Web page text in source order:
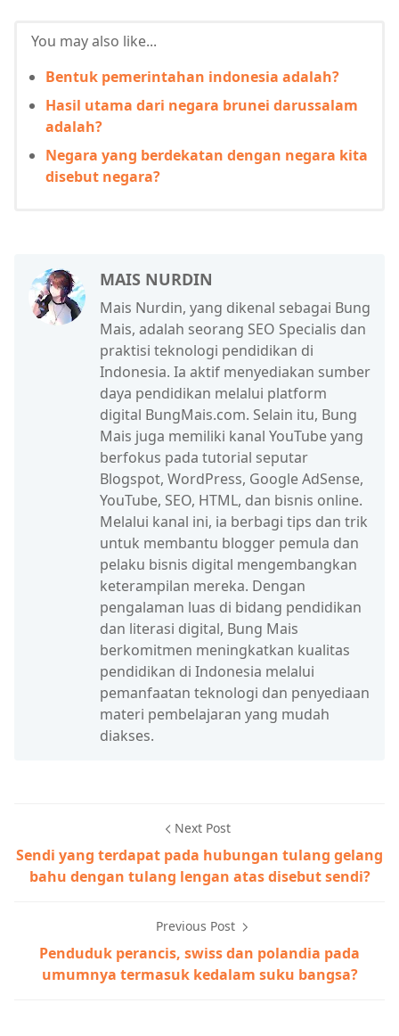
You may also like...
Bentuk pemerintahan indonesia adalah?
Hasil utama dari negara brunei darussalam
adalah?
Negara yang berdekatan dengan negara kita
disebut negara?
MAIS NURDIN
Mais Nurdin, yang dikenal sebagai Bung
Mais, adalah seorang SEO Specialis dan
praktisi teknologi pendidikan di
Indonesia. Ia aktif menyediakan sumber
daya pendidikan melalui platform
digital BungMais.com. Selain itu, Bung
Mais juga memiliki kanal YouTube yang
berfokus pada tutorial seputar
Blogspot, WordPress, Google AdSense,
YouTube, SEO, HTML, dan bisnis online.
Melalui kanal ini, ia berbagi tips dan trik
untuk membantu blogger pemula dan
pelaku bisnis digital mengembangkan
keterampilan mereka. Dengan
pengalaman luas di bidang pendidikan
dan literasi digital, Bung Mais
berkomitmen meningkatkan kualitas
pendidikan di Indonesia melalui
pemanfaatan teknologi dan penyediaan
materi pembelajaran yang mudah
diakses.
Next Post
Sendi yang terdapat pada hubungan tulang gelang
bahu dengan tulang lengan atas disebut sendi?
Previous Post
Penduduk perancis, swiss dan polandia pada
umumnya termasuk kedalam suku bangsa?